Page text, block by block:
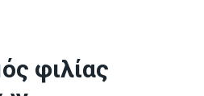
φιλίας